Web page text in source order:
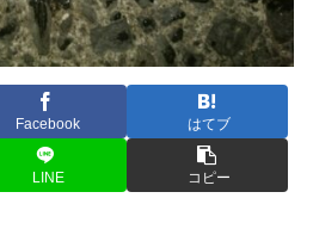
Facebook はてブ
LINE コピー